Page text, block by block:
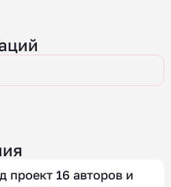
проект 16 авторов и